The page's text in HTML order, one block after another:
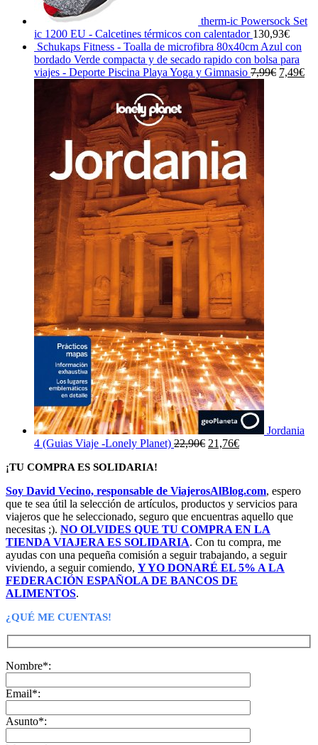
therm-ic Powersock Set
ic 1200 EU - Calcetines térmicos con calentador 130,93€
Schukaps Fitness - Toalla de microfibra 80x40cm Azul con
bordado Verde compacta y de secado rapido con bolsa para
viajes - Deporte Piscina Playa Yoga y Gimnasio 7,99€ El
7,49€El
Jordania
4 (Guias Viaje -Lonely Planet) 22,90€ El
22,90€.
21,76€El
21,76€.
¡TU COMPRA ES SOLIDARIA!
Soy David Vecino, responsable de ViajerosAlBlog.com, espero
que te sea útil la selección de artículos, productos y servicios para
viajeros que he seleccionado, seguro que encuentras aquello que
necesitas ;). NO OLVIDES QUE TU COMPRA EN LA
TIENDA VIAJERA ES SOLIDARIA. Con tu compra, me
ayudas con una pequeña comisión a seguir trabajando, a seguir
viviendo, a seguir comiendo, Y YO DONARÉ EL 5% A LA
FEDERACIÓN ESPAÑOLA DE BANCOS DE
ALIMENTOS.
¿QUÉ ME CUENTAS!
Nombre*:
Email*:
Asunto*: